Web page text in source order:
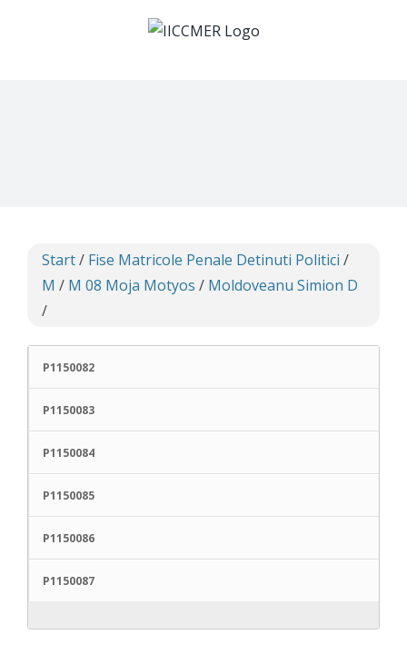
Start/ Fise Matricole Penale Detinuti Politici /
M / M 08 Moja Motyos / Moldoveanu Simion D
/
P1150082
P1150083
P1150084
P1150085
P1150086
P1150087